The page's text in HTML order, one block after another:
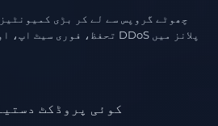
چھوٹے گروپس سے لے کر بڑی
پلانز میں DDoS تحفظ، فوری سیٹ اپ، اور 24/7 سپورٹ شامل ہیں۔
کوئی پروڈکٹ